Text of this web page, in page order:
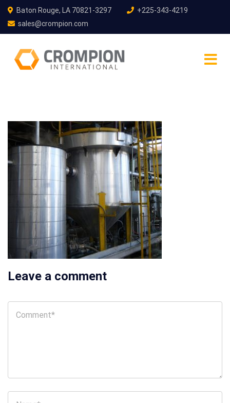
Baton Rouge, LA 70821-3297
+225-343-4219
sales@crompion.com
Leave a comment